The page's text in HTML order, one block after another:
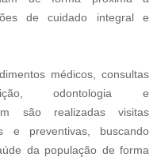
de cuidado integral e
médicos, consultas
odontologia e
são realizadas visitas
e preventivas, buscando
da população de forma